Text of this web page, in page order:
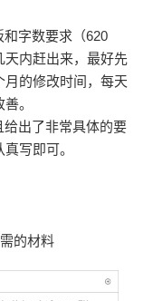
字数要求（620
天内赶出来，最好先
的修改时间，每天
。
出了非常具体的要
写即可。
的材料